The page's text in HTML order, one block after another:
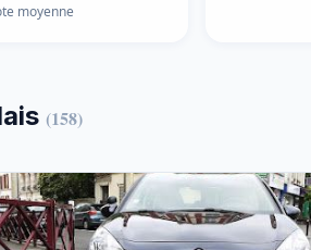
moyenne
(158)